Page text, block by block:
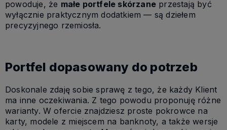
powoduje, że małe portfele skórzane przestają być
wyłącznie praktycznym dodatkiem — są dziełem
precyzyjnego rzemiosła.
Portfel dopasowany do potrzeb
Doskonale zdaję sobie sprawę z tego, że każdy Klient
ma inne oczekiwania. Z tego powodu proponuję różne
warianty. W ofercie znajdziesz proste pokrowce na
karty, modele z miejscem na banknoty, a także wersje